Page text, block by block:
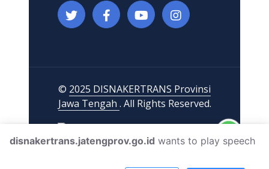
© 2025 DISNAKERTRANS Provinsi
Jawa Tengah . All Rights Reserved.
disnakertrans.jatengprov.go.id wants to play speech